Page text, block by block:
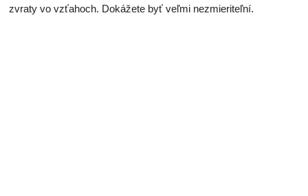
zvraty vo vzťahoch. Dokážete byť veľmi nezmieriteľní.